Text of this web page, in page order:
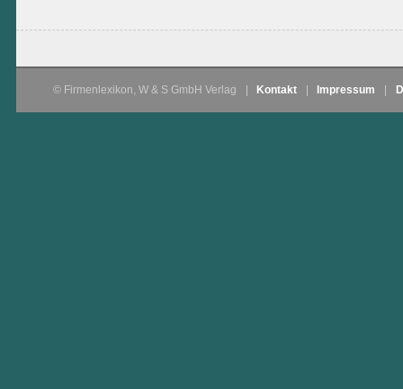
© Firmenlexikon, W & S GmbH Verlag Kontakt Impressum